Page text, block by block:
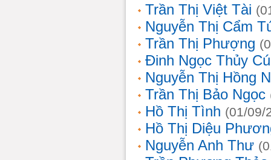
Trần Thị Việt Tài
Nguyễn Thị Cẩm
Trần Thị Phượng
Đinh Ngọc Thủy
Nguyễn Thị Hồng
Trần Thị Bảo Ngọc
Hồ Thị Tình (01/09/
Hồ Thị Diệu
Nguyễn Anh Thư